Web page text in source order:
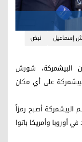
إسماعيل
نبض
شؤون البيشمركة، شورش
على أي مكان
أصبح رمزاً
أوروبا وأمريكا باتوا